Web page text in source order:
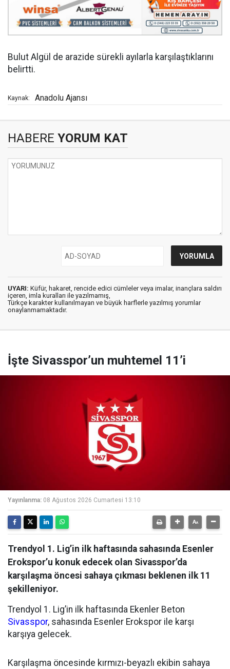
Bulut Algül de arazide sürekli ayılarla karşılaştıklarını
belirtti.
Kaynak: Anadolu Ajansı
HABERE YORUM KAT
UYARI: Küfür, hakaret, rencide edici cümleler veya imalar, inançlara saldırı
içeren, imla kuralları ile yazılmamış,
Türkçe karakter kullanılmayan ve büyük harflerle yazılmış yorumlar
onaylanmamaktadır.
İşte Sivasspor’un muhtemel 11’i
Yayınlanma: 08 Ağustos 2026 Cumartesi 13:10
Trendyol 1. Lig’in ilk haftasında sahasında Esenler
Erokspor’u konuk edecek olan Sivasspor’da
karşılaşma öncesi sahaya çıkması beklenen ilk 11
şekilleniyor.
Trendyol 1. Lig’in ilk haftasında Ekenler Beton
Sivasspor, sahasında Esenler Erokspor ile karşı
karşıya gelecek.
Karşılaşma öncesinde kırmızı-beyazlı ekibin sahaya